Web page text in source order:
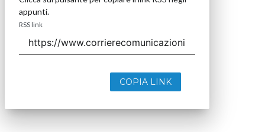
appunti.
RSS link
COPIA LINK